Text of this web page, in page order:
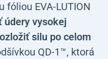
fóliou EVA-LUTION
údery vysokej
silu po celom
QD-1™, ktorá